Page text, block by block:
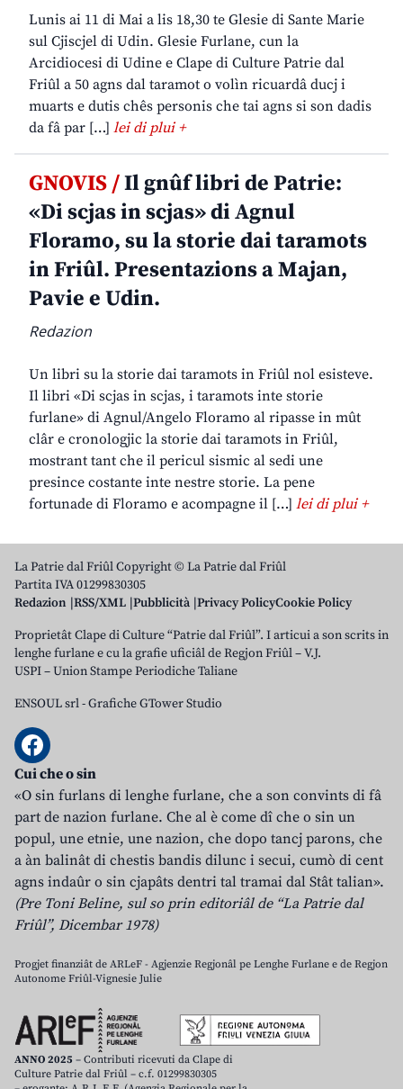
Lunis ai 11 di Mai a lis 18,30 te Glesie di Sante Marie
sul Cjiscjel di Udin. Glesie Furlane, cun la
Arcidiocesi di Udine e Clape di Culture Patrie dal
Friûl a 50 agns dal taramot o volìn ricuardâ ducj i
muarts e dutis chês personis che tai agns si son dadis
da fâ par […] lei di plui +
GNOVIS /Il gnûf libri de Patrie:
«Di scjas in scjas» di Agnul
Floramo, su la storie dai taramots
in Friûl. Presentazions a Majan,
Pavie e Udin.
Redazion
Un libri su la storie dai taramots in Friûl nol esisteve.
Il libri «Di scjas in scjas, i taramots inte storie
furlane» di Agnul/Angelo Floramo al ripasse in mût
clâr e cronologjic la storie dai taramots in Friûl,
mostrant tant che il pericul sismic al sedi une
presince costante inte nestre storie. La pene
fortunade di Floramo e acompagne il […] lei di plui +
La Patrie dal Friûl Copyright © La Patrie dal Friûl
Partita IVA 01299830305
Redazion RSS/XML Pubblicità Privacy PolicyCookie Policy
Proprietât Clape di Culture “Patrie dal Friûl”. I articui a son scrits in
lenghe furlane e cu la grafie uficiâl de Regjon Friûl – V.J.
USPI – Union Stampe Periodiche Taliane
ENSOUL srl-Grafiche GTower Studio
Cui che o sin
«O sin furlans di lenghe furlane, che a son convints di fâ
part de nazion furlane. Che al è come dî che o sin un
popul, une etnie, une nazion, che dopo tancj parons, che
a àn balinât di chestis bandis dilunc i secui, cumò di cent
agns indaûr o sin cjapâts dentri tal tramai dal Stât talian».
(Pre Toni Beline, sul so prin editoriâl de “La Patrie dal
Friûl”, Dicembar 1978)
Progjet finanziât de ARLeF - Agjenzie Regjonâl pe Lenghe Furlane e de Regjon
Autonome Friûl-Vignesie Julie
ANNO 2025 – Contributi ricevuti da Clape di
Culture Patrie dal Friûl – c.f. 01299830305